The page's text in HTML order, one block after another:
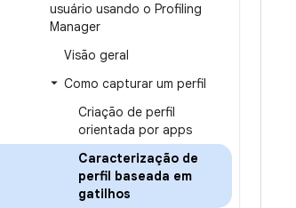
usuário usando o Profiling
Manager
Visão geral
Como capturar um perfil
Criação de perfil
orientada por apps
Caracterização de
perfil baseada em
gatilhos